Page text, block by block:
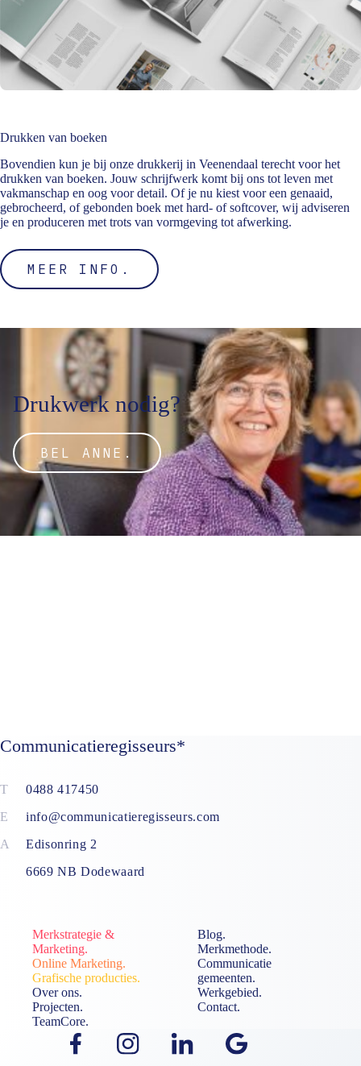
Drukken van boeken
Bovendien kun je bij onze drukkerij in Veenendaal terecht voor het
drukken van boeken. Jouw schrijfwerk komt bij ons tot leven met
vakmanschap en oog voor detail. Of je nu kiest voor een genaaid,
gebrocheerd, of gebonden boek met hard- of softcover, wij adviseren
je en produceren met trots van vormgeving tot afwerking.
MEER INFO.
Drukwerk nodig?
BEL ANNE.
Communicatieregisseurs*
0488 417450
info@communicatieregisseurs.com
Edisonring 2
6669 NB Dodewaard
Merkstrategie &
Marketing.
Online Marketing.
Grafische producties.
Over ons.
Projecten.
TeamCore.
Blog.
Merkmethode.
Communicatie
gemeenten.
Werkgebied.
Contact.